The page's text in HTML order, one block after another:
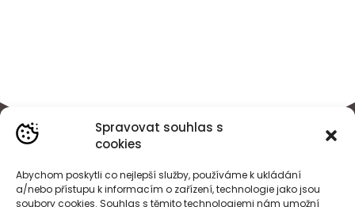
Spravovat souhlas s
cookies
Abychom poskytli co nejlepší služby, používáme k ukládání
a/nebo přístupu k informacím o zařízení, technologie jako jsou
soubory cookies. Souhlas s těmito technologiemi nám umožní